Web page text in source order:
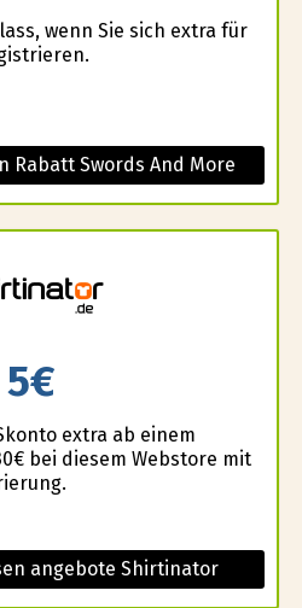
wenn Sie sich extra für
Rabatt Swords And More
5€
extra ab einem
bei diesem Webstore mit
angebote Shirtinator